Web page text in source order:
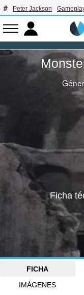
Peter Jackson
Ficha
FICHA
IMÁGENES